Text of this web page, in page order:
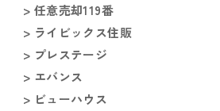
> 任意売却119番
> ライビックス住販
> プレステージ
> エバンス
> ビューハウス